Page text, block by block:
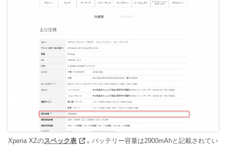
Xperia XZのスペック表 。バッテリー容量は2900mAhと記載されてい